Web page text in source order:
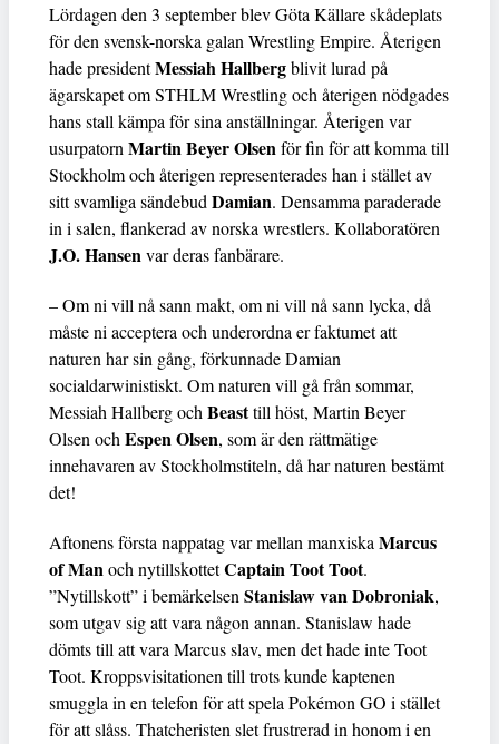
Lördagen den 3 september blev Göta Källare skådeplats
för den svensk-norska galan Wrestling Empire. Återigen
hade presidentMessiah Hallbergblivit lurad på
ägarskapet om STHLM Wrestling och återigen nödgades
hans stall kämpa för sina anställningar. Återigen var
usurpatorn Martin Beyer Olsenför fin för att komma till
Stockholm och återigen representerades han i stället av
sitt svamliga sändebud Damian. Densamma paraderade
in i salen, flankerad av norska wrestlers. Kollaboratören
J.O. Hansenvar deras fanbärare.
– Om ni vill nå sann makt, om ni vill nå sann lycka, då
måste ni acceptera och underordna er faktumet att
naturen har sin gång, förkunnade Damian
socialdarwinistiskt. Om naturen vill gå från sommar,
Messiah Hallberg och Beasttill höst, Martin Beyer
Olsen och Espen Olsen, som är den rättmätige
innehavaren av Stockholmstiteln, då har naturen bestämt
det!
Aftonens första nappatag var mellan manxiska Marcus
of Manoch nytillskottetCaptain Toot Toot.
”Nytillskott” i bemärkelsen Stanislaw van Dobroniak,
som utgav sig att vara någon annan. Stanislaw hade
dömts till att vara Marcus slav, men det hade inte Toot
Toot. Kroppsvisitationen till trots kunde kaptenen
smuggla in en telefon för att spela Pokémon GO i stället
för att slåss. Thatcheristen slet frustrerad in honom i en